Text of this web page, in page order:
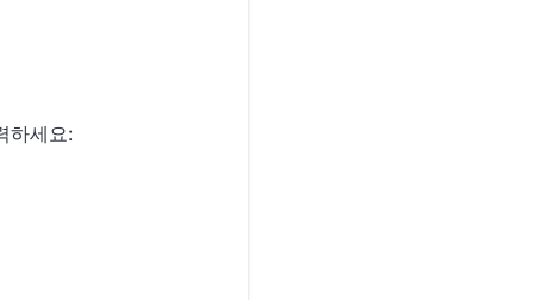
하세요: